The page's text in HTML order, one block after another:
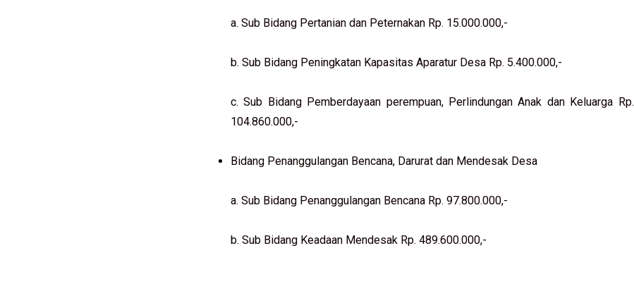
a. Sub Bidang Pertanian dan Peternakan Rp. 15.000.000,-
b. Sub Bidang Peningkatan Kapasitas Aparatur Desa Rp. 5.400.000,-
c. Sub Bidang Pemberdayaan perempuan, Perlindungan Anak dan Keluarga Rp.
104.860.000,-
Bidang Penanggulangan Bencana, Darurat dan Mendesak Desa
a. Sub Bidang Penanggulangan Bencana Rp. 97.800.000,-
b. Sub Bidang Keadaan Mendesak Rp. 489.600.000,-